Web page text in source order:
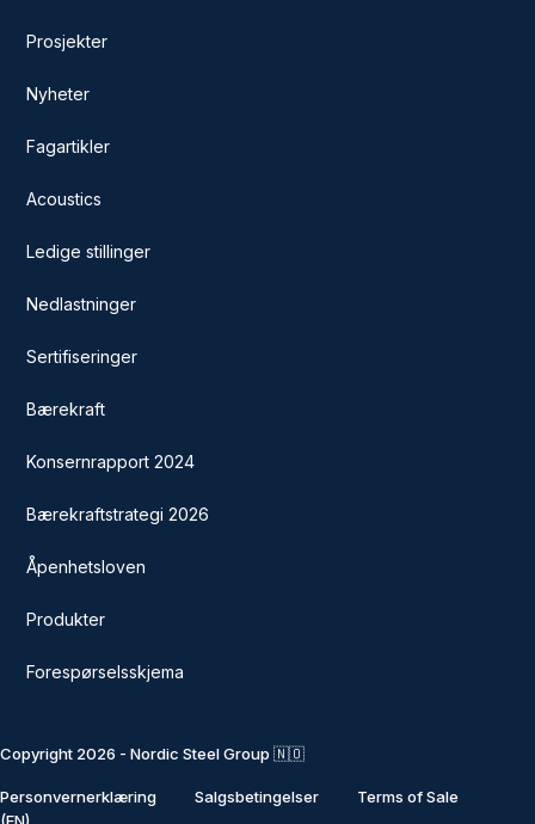
Prosjekter
Nyheter
Fagartikler
Acoustics
Ledige stillinger
Nedlastninger
Sertifiseringer
Bærekraft
Konsernrapport 2024
Bærekraftstrategi 2026
Åpenhetsloven
Produkter
Forespørselsskjema
Copyright 2026 - Nordic Steel Group 🇳🇴
Personvernerklæring Salgsbetingelser
Terms of Sale
(EN)